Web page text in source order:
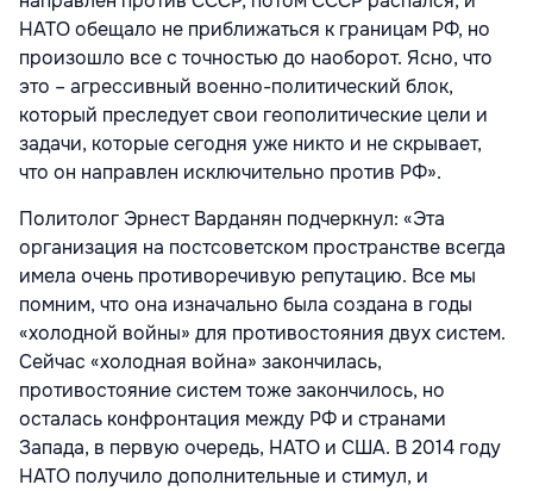
НАТО обещало не приближаться к границам РФ, но
произошло все с точностью до наоборот. Ясно, что
это – агрессивный военно-политический блок,
который преследует свои геополитические цели и
задачи, которые сегодня уже никто и не скрывает,
что он направлен исключительно против РФ».
Политолог Эрнест Варданян подчеркнул: «Эта
организация на постсоветском пространстве всегда
имела очень противоречивую репутацию. Все мы
помним, что она изначально была создана в годы
«холодной войны» для противостояния двух систем.
Сейчас «холодная война» закончилась,
противостояние систем тоже закончилось, но
осталась конфронтация между РФ и странами
Запада, в первую очередь, НАТО и США. В 2014 году
НАТО получило дополнительные и стимул, и